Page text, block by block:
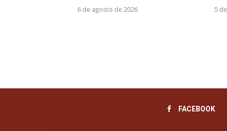
6 de agosto de 2026 5
FACEBOOK